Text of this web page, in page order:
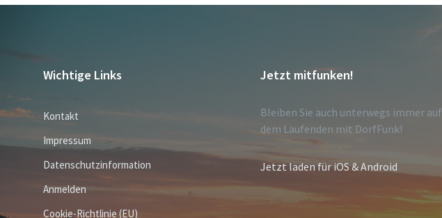
Wichtige Links
Kontakt
Impressum
Datenschutzinformation
Anmelden
Cookie-Richtlinie (EU)
Jetzt mitfunken!
Bleiben Sie auch unterwegs immer auf
dem Laufenden mit DorfFunk!
Jetzt laden für iOS & Android